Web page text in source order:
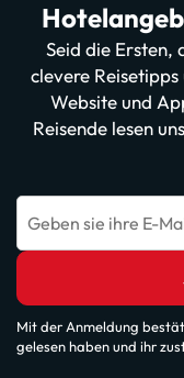
Seid die Ersten,
clevere
Website und
Reisende lesen
Geben sie ihre E-
Mit der Anmeldung
gelesen haben und ihr